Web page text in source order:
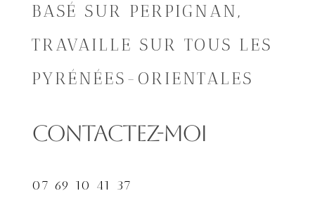
BASÉ SUR PERPIGNAN,
TRAVAILLE SUR TOUS LES
PYRÉNÉES-ORIENTALES
CONTACTEZ-MOI
07 69 10 41 37